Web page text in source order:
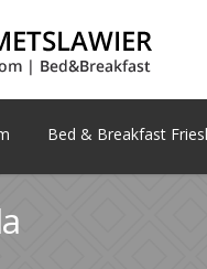
Bed & Breakfast